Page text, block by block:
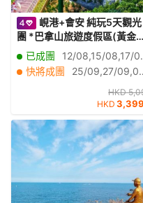
峴港+會安 純玩5天觀光
團 *巴拿山旅遊度假區(黃金巨
手托橋、法式花園、城堡)、
「世界文化遺產」會安古城(古
老大宅、會館、來遠橋)《純
團‧細心安排地道越式美食‧不
已成團
12/08,15/08,17/08,18/08,19/08,20/08,21/08,22/08,23/08,26/08,27/08,28/08,29/08,30/08,31/08,01/09,02/09,03/09,04/09,05/09
快將成團
25/09,27/09,09/10,11/10,12/10,13/10,18/10,20/10,22/10,23/10,08/11,12/11,15/11,17/11,18/11,19/11,20/11,23/11,24/11,27/11
HKD
HKD